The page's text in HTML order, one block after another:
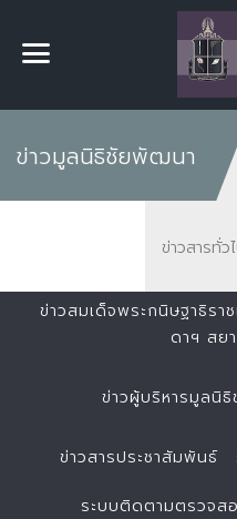
ข่าวมูลนิธิชัยพัฒนา
ข่าวสารทั่ว
ข่าวสมเด็จพระกนิษฐาธิรา
ดาฯ สย
ข่าวผู้บริหารมูลนิ
ข่าวสารประชาสัมพันธ์
ระบบติดตามตรวจส